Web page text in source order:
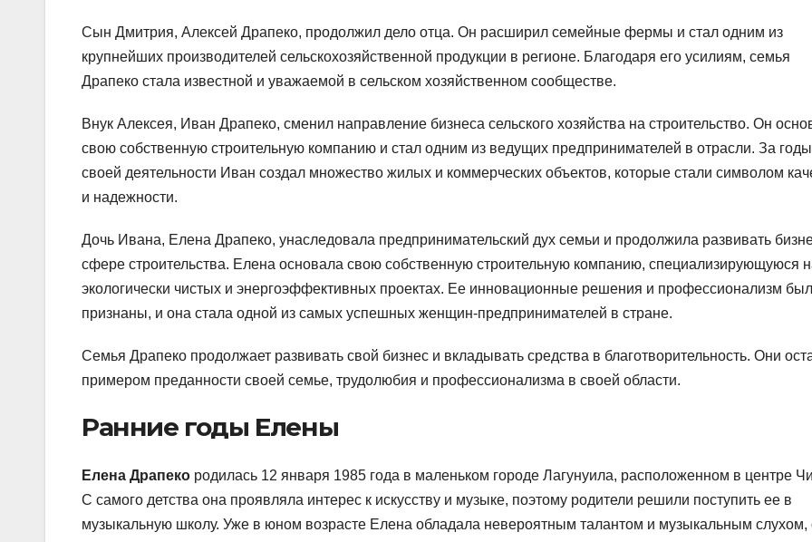
Сын Дмитрия, Алексей Драпеко, продолжил дело отца. Он расширил семейные фермы и стал одним из
крупнейших производителей сельскохозяйственной продукции в регионе. Благодаря его усилиям, семья
Драпеко стала известной и уважаемой в сельском хозяйственном сообществе.
Внук Алексея, Иван Драпеко, сменил направление бизнеса сельского хозяйства на строительство. Он
свою собственную строительную компанию и стал одним из ведущих предпринимателей в отрасли. За годы
своей деятельности Иван создал множество жилых и коммерческих объектов, которые стали символом
и надежности.
Дочь Ивана, Елена Драпеко, унаследовала предпринимательский дух семьи и продолжила развивать
сфере строительства. Елена основала свою собственную строительную компанию, специализирующуюся
экологически чистых и энергоэффективных проектах. Ее инновационные решения и профессионализм
признаны, и она стала одной из самых успешных женщин-предпринимателей в стране.
Семья Драпеко продолжает развивать свой бизнес и вкладывать средства в благотворительность. Они
примером преданности своей семье, трудолюбия и профессионализма в своей области.
Ранние годы Елены
Елена Драпеко родилась 12 января 1985 года в маленьком городе Лагунуила, расположенном в центре
С самого детства она проявляла интерес к искусству и музыке, поэтому родители решили поступить ее в
музыкальную школу. Уже в юном возрасте Елена обладала невероятным талантом и музыкальным слухом,